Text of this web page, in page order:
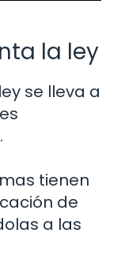
la ley
se lleva a
tienen
de
a las